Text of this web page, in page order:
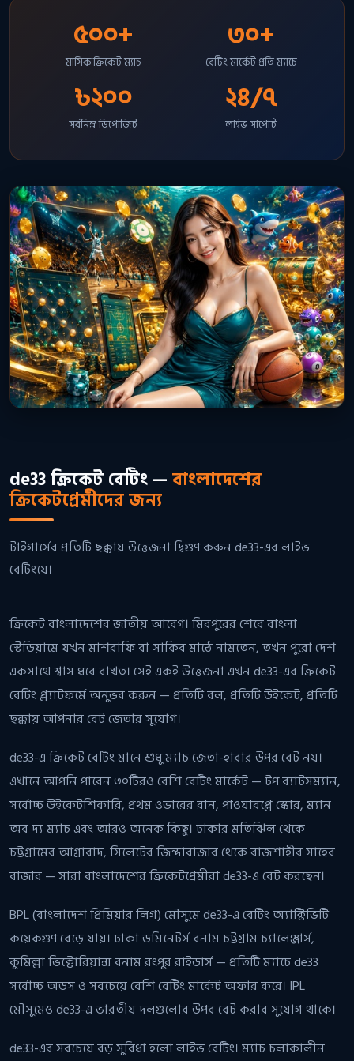
৫০০+
মাসিক ক্রিকেট ম্যাচ
৩০+
বেটিং মার্কেট প্রতি ম্যাচে
৳২০০
সর্বনিম্ন ডিপোজিট
২৪/৭
লাইভ সাপোর্ট
de33 ক্রিকেট বেটিং —বাংলাদেশের
ক্রিকেটপ্রেমীদের জন্য
টাইগার্সের প্রতিটি ছক্কায় উত্তেজনা দ্বিগুণ করুন de33-এর লাইভ
বেটিংয়ে।
ক্রিকেট বাংলাদেশের জাতীয় আবেগ। মিরপুরের শেরে বাংলা
স্টেডিয়ামে যখন মাশরাফি বা সাকিব মাঠে নামতেন, তখন পুরো দেশ
একসাথে শ্বাস ধরে রাখত। সেই একই উত্তেজনা এখন de33-এর ক্রিকেট
বেটিং প্ল্যাটফর্মে অনুভব করুন — প্রতিটি বল, প্রতিটি উইকেট, প্রতিটি
ছক্কায় আপনার বেট জেতার সুযোগ।
de33-এ ক্রিকেট বেটিং মানে শুধু ম্যাচ জেতা-হারার উপর বেট নয়।
এখানে আপনি পাবেন ৩০টিরও বেশি বেটিং মার্কেট — টপ ব্যাটসম্যান,
সর্বোচ্চ উইকেটশিকারি, প্রথম ওভারের রান, পাওয়ারপ্লে স্কোর, ম্যান
অব দ্য ম্যাচ এবং আরও অনেক কিছু। ঢাকার মতিঝিল থেকে
চট্টগ্রামের আগ্রাবাদ, সিলেটের জিন্দাবাজার থেকে রাজশাহীর সাহেব
বাজার — সারা বাংলাদেশের ক্রিকেটপ্রেমীরা de33-এ বেট করছেন।
BPL (বাংলাদেশ প্রিমিয়ার লিগ) মৌসুমে de33-এ বেটিং অ্যাক্টিভিটি
কয়েকগুণ বেড়ে যায়। ঢাকা ডমিনেটর্স বনাম চট্টগ্রাম চ্যালেঞ্জার্স,
কুমিল্লা ভিক্টোরিয়ান্স বনাম রংপুর রাইডার্স — প্রতিটি ম্যাচে de33
সর্বোচ্চ অডস ও সবচেয়ে বেশি বেটিং মার্কেট অফার করে। IPL
মৌসুমেও de33-এ ভারতীয় দলগুলোর উপর বেট করার সুযোগ থাকে।
de33-এর সবচেয়ে বড় সুবিধা হলো লাইভ বেটিং। ম্যাচ চলাকালীন